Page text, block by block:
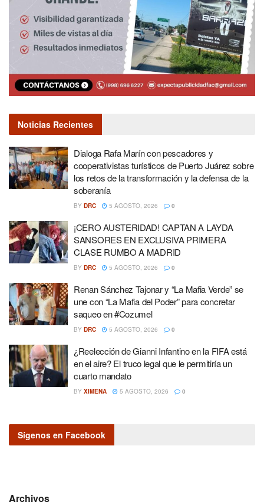
Noticias Recientes
Dialoga Rafa Marín con pescadores y
cooperativistas turísticos de Puerto Juárez sobre
los retos de la transformación y la defensa de la
soberanía
BY DRC 5 AGOSTO, 2026 0
¡CERO AUSTERIDAD! CAPTAN A LAYDA
SANSORES EN EXCLUSIVA PRIMERA
CLASE RUMBO A MADRID
BY DRC 5 AGOSTO, 2026 0
Renan Sánchez Tajonar y “La Mafia Verde” se
une con “La Mafia del Poder” para concretar
saqueo en #Cozumel
BY DRC 5 AGOSTO, 2026 0
¿Reelección de Gianni Infantino en la FIFA está
en el aire? El truco legal que le permitiría un
cuarto mandato
BY XIMENA 5 AGOSTO, 2026 0
Sígenos en Facebook
Archivos